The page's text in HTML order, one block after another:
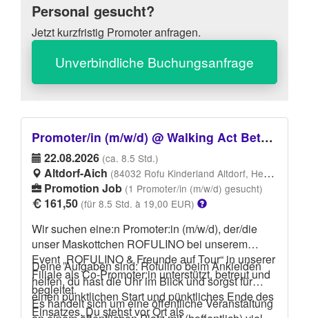
Personal gesucht?
Jetzt kurzfristig Promoter anfragen.
Unverbindliche Buchungsanfrage
Promoter/in (m/w/d) @ Walking Act Betreuer / Maskottchen Betreuer gesucht (m/w/d)
22.08.2026 (ca. 8.5 Std.)
Altdorf-Aich (84032 Rofu Kinderland Altdorf, Hechtweg 56, 84032 Altdorf-Aich)
Promotion Job (1 Promoter/in (m/w/d) gesucht)
161,50 (für 8.5 Std. à 19,00 EUR)
Wir suchen eine:n Promoter:in (m/w/d), der/die
unser Maskottchen ROFULINO bei unserem
Event „ROFULINO & Freunde auf Tour“ in unserer
Filiale als Co-Promoter:in unterstützt, betreut und
begleitet.
Deine Aufgaben sind: Rofulino beim Ankleiden
helfen, du hast die Uhr im Blick und sorgst für
einen pünktlichen Start und pünktliches Ende des
Einsatzes. Du stehst vor Ort als
Es handelt sich um eine öffentliche Veranstaltung